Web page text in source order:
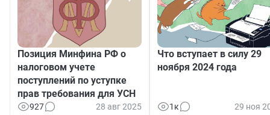
Позиция Минфина РФ о
налоговом учете
поступлений по уступке
прав требования для УСН
927 28 авг 2025
Что вступает в силу 29
ноября 2024 года
1к 29 ноя